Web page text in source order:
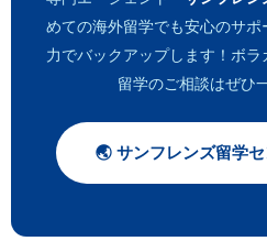
めての海外留学でも安心のサ
力でバックアップします！ボ
留学のご相談はぜひ
🌏 サンフレンズ留学